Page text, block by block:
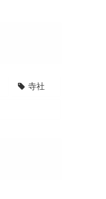
寺社